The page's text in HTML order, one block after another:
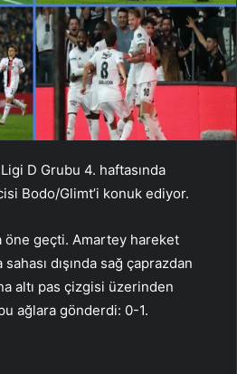
D Grubu 4. haftasında
Bodo/Glimt’i konuk ediyor.
öne geçti. Amartey hareket
dışında sağ çaprazdan
altı pas çizgisi üzerinden
ağlara gönderdi: 0-1.